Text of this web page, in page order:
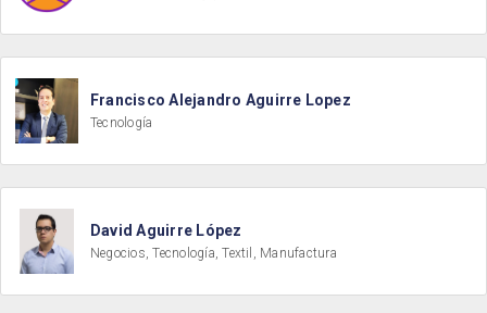
Francisco Alejandro Aguirre Lopez
Tecnología
David Aguirre López
Negocios, Tecnología, Textil, Manufactura